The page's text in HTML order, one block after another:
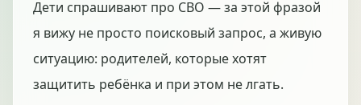
Дети спрашивают про СВО — за этой фразой
я вижу не просто поисковый запрос, а живую
ситуацию: родителей, которые хотят
защитить ребёнка и при этом не лгать.